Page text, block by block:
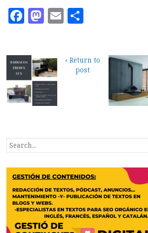
Facebook
Mastodon
Email
‹ Return to
post
SEARCH
FOR...